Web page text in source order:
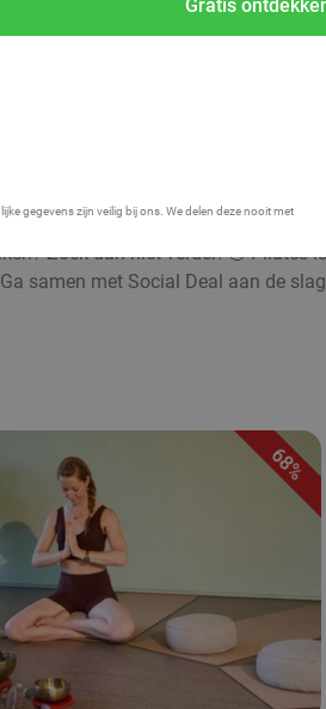
Gratis
gegevens zijn veilig bij ons. We delen deze nooit met
Zoek dan niet verder! 🤩 Pilates
samen met Social Deal aan de
68%